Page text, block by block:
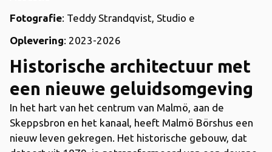
Fotografie: Teddy Strandqvist, Studio e
Oplevering: 2023-2026
Historische architectuur met
een nieuwe geluidsomgeving
In het hart van het centrum van Malmö, aan de
Skeppsbron en het kanaal, heeft Malmö Börshus een
nieuw leven gekregen. Het historische gebouw, dat